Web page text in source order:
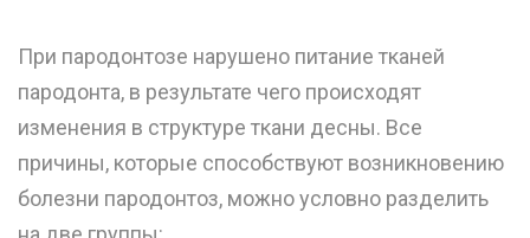
При пародонтозе нарушено питание тканей
пародонта, в результате чего происходят
изменения в структуре ткани десны. Все
причины, которые способствуют возникновению
болезни пародонтоз, можно условно разделить